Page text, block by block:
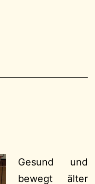
Gesund und
bewegt älter